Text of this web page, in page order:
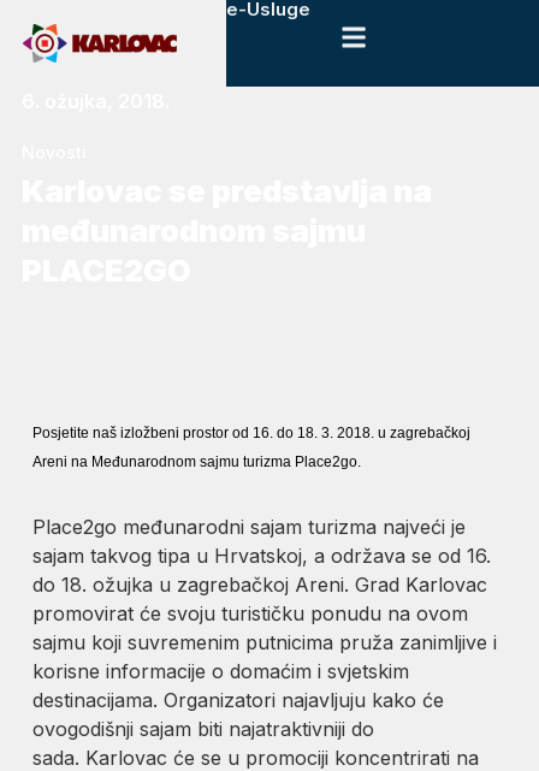
e-Usluge
Posjetite naš izložbeni prostor od 16. do 18. 3. 2018. u zagrebačkoj
Areni na Međunarodnom sajmu turizma Place2go.
Place2go međunarodni sajam turizma najveći je
sajam takvog tipa u Hrvatskoj, a održava se od 16.
do 18. ožujka u zagrebačkoj Areni. Grad Karlovac
promovirat će svoju turističku ponudu na ovom
sajmu koji suvremenim putnicima pruža zanimljive i
korisne informacije o domaćim i svjetskim
destinacijama. Organizatori najavljuju kako će
ovogodišnji sajam biti najatraktivniji do
sada. Karlovac će se u promociji koncentrirati na